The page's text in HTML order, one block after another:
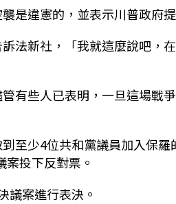
是違憲的，並表示川普政府
法新社，「我就這麼說吧，
有些人已表明，一旦這場戰
至少4位共和黨議員加入保
投下反對票。
議案進行表決。